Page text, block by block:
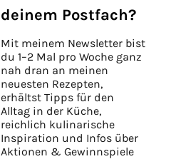
deinem Postfach?
Mit meinem Newsletter bist
du 1–2 Mal pro Woche ganz
nah dran an meinen
neuesten Rezepten,
erhältst Tipps für den
Alltag in der Küche,
reichlich kulinarische
Inspiration und Infos über
Aktionen & Gewinnspiele